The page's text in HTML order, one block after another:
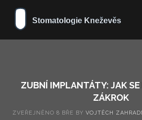
ZUBNÍ IMPLANTÁTY: JAK SE
ZÁKROK
ZVEŘEJNĚNO 8 BŘE BY VOJTĚCH